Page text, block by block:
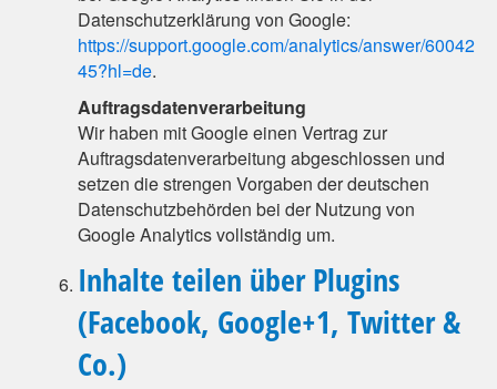
Datenschutzerklärung von Google:
https://support.google.com/analytics/answer/60042
45?hl=de.
Auftragsdatenverarbeitung
Wir haben mit Google einen Vertrag zur
Auftragsdatenverarbeitung abgeschlossen und
setzen die strengen Vorgaben der deutschen
Datenschutzbehörden bei der Nutzung von
Google Analytics vollständig um.
Inhalte teilen über Plugins
(Facebook, Google+1, Twitter &
Co.)